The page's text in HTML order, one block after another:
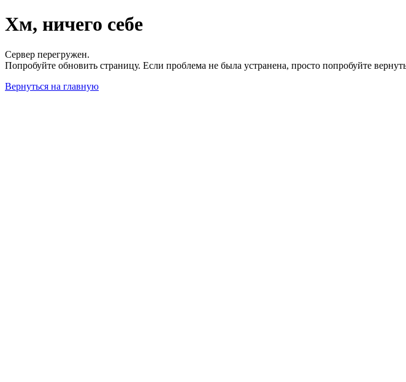
Хм, ничего себе
Сервер перегружен.
Попробуйте обновить страницу. Если проблема не была устранена, просто попробуйте
Вернуться на главную